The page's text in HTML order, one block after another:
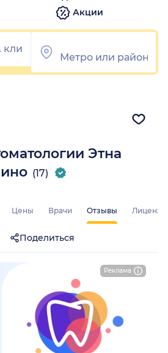
Акции
Реклама
Этна
(17)
Цены Врачи Отзывы
Поделиться